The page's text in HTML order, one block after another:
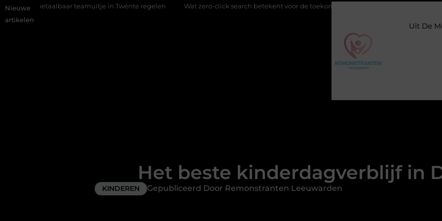
Nieuwe
artikelen
teamuitje in Twente regelen Wat zero-click search betekent voor de toekomst van online zichtbaarheid
Uit De
Het beste kinderdagverblijf in
KINDEREN Gepubliceerd Door Remonstranten Leeuwarden